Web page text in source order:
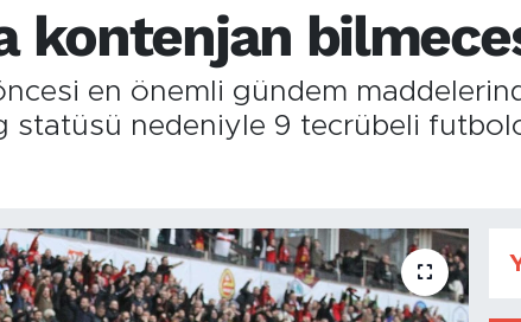
kontenjan
en önemli gündem
statüsü nedeniyle 9 tecrübeli